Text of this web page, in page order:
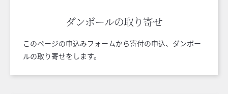
ダンボールの取り寄せ
このページの申込みフォームから寄付の申込、ダンボー
ルの取り寄せをします。